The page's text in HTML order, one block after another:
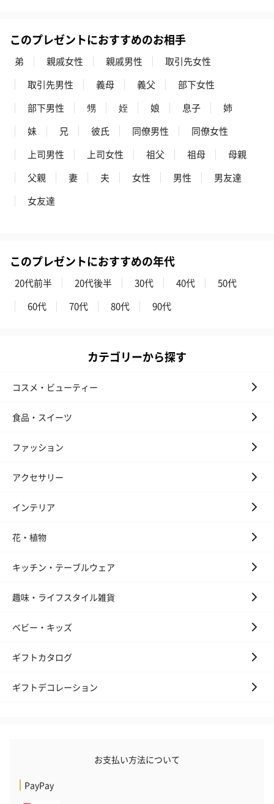
このプレゼントにおすすめのお相手
弟 親戚女性 親戚男性
取引先女性
取引先男性
義母 義父
部下女性
部下男性
甥 姪 娘 息子
姉
妹
兄 彼氏 同僚男性
同僚女性
上司男性
上司女性 祖父 祖母
母親
父親
妻 夫 女性 男性
男友達
女友達
このプレゼントにおすすめの年代
20代前半 20代後半 30代 40代
50代
60代
70代 80代 90代
カテゴリーから探す
コスメ・ビューティー
食品・スイーツ
ファッション
アクセサリー
インテリア
花・植物
キッチン・テーブルウェア
趣味・ライフスタイル雑貨
ベビー・キッズ
ギフトカタログ
ギフトデコレーション
お支払い方法について
PayPay